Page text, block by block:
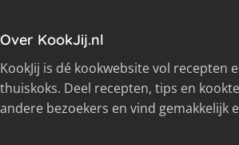
Over KookJij.nl
KookJij is dé kookwebsite vol recepten
thuiskoks. Deel recepten, tips en
andere bezoekers en vind gemakkelijk